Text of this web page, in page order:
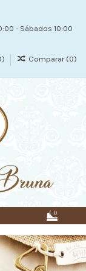
- Sábados 10:00
) Comparar (0)
0